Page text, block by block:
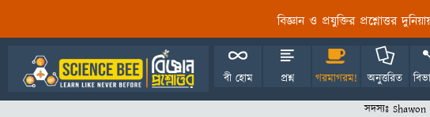
বিজ্ঞান ও প্রযুক্তির প্রশ্নোত্তর
বী হোম প্রশ্ন গরমাগরম! অনুত্তরিত
সদস্যঃ Shawon